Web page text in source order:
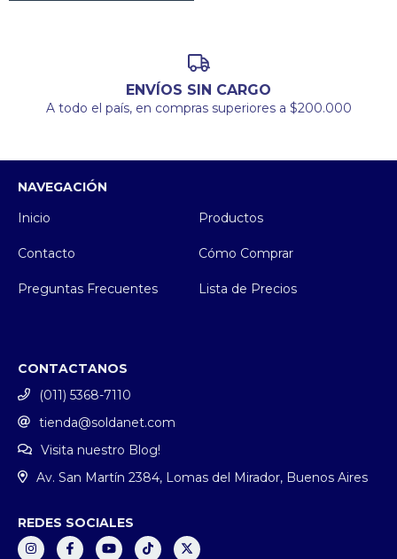
ENVÍOS SIN CARGO
A todo el país, en compras superiores a $200.000
NAVEGACIÓN
Inicio
Productos
Contacto Cómo Comprar
Preguntas Frecuentes Lista de Precios
CONTACTANOS
(011) 5368-7110
tienda@soldanet.com
Visita nuestro Blog!
Av. San Martín 2384, Lomas del Mirador, Buenos Aires
REDES SOCIALES